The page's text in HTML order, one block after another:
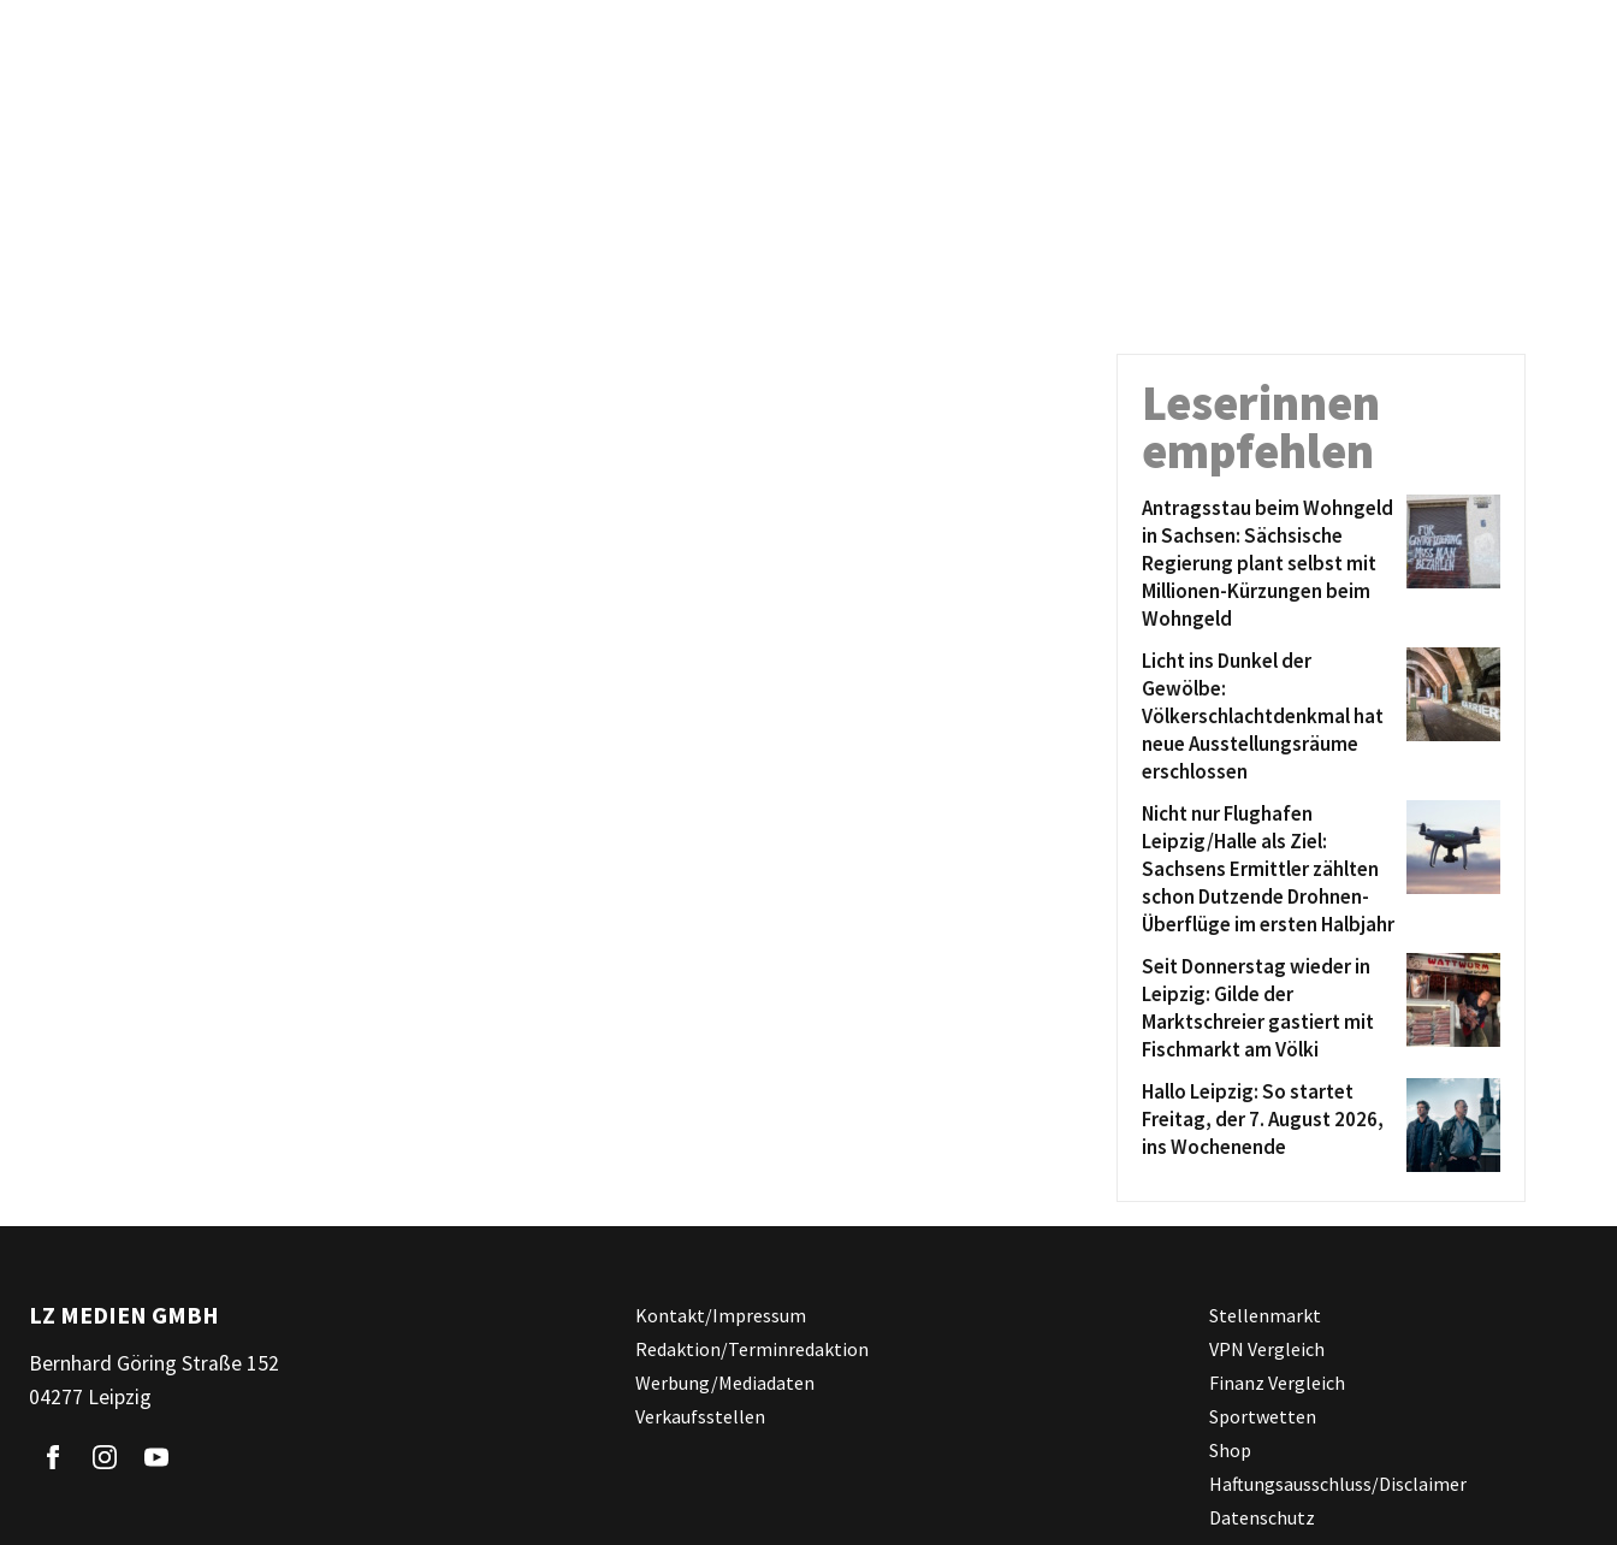
Leserinnen
empfehlen
Antragsstau beim Wohngeld
in Sachsen: Sächsische
Regierung plant selbst mit
Millionen-Kürzungen beim
Wohngeld
Licht ins Dunkel der
Gewölbe:
Völkerschlachtdenkmal hat
neue Ausstellungsräume
erschlossen
Nicht nur Flughafen
Leipzig/Halle als Ziel:
Sachsens Ermittler zählten
schon Dutzende Drohnen-
Überflüge im ersten Halbjahr
Seit Donnerstag wieder in
Leipzig: Gilde der
Marktschreier gastiert mit
Fischmarkt am Völki
Hallo Leipzig: So startet
Freitag, der 7. August 2026,
ins Wochenende
LZ MEDIEN GMBH
Bernhard Göring Straße 152
04277 Leipzig
Kontakt/Impressum
Redaktion/Terminredaktion
Werbung/Mediadaten
Verkaufsstellen
Stellenmarkt
VPN Vergleich
Finanz Vergleich
Sportwetten
Shop
Haftungsausschluss/Disclaimer
Datenschutz